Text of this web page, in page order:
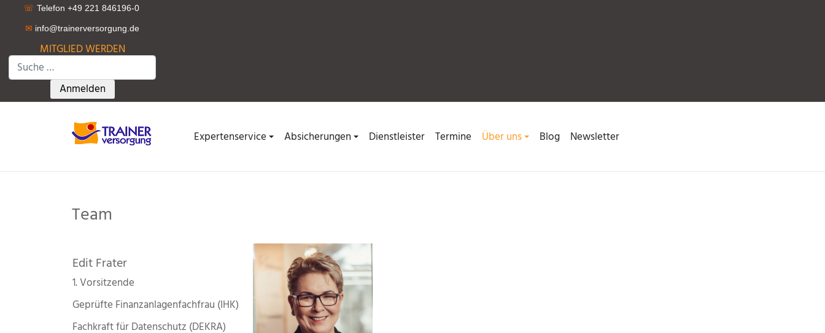
☏ Telefon +49 221 846196-0
✉ info@trainerversorgung.de
MITGLIED WERDEN
Suchen
Type 2 or more characters for results.
Anmelden
Expertenservice Absicherungen Dienstleister Termine Über uns Blog Newsletter
Team
Edit Frater
1. Vorsitzende
Geprüfte Finanzanlagenfachfrau (IHK)
Fachkraft für Datenschutz (DEKRA)